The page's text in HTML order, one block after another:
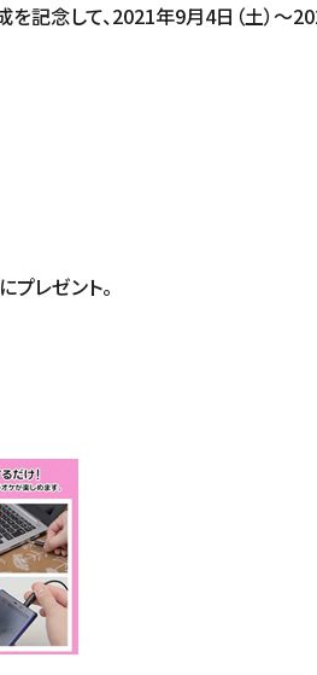
記念して、2021年9月4日（土）
プレゼント。